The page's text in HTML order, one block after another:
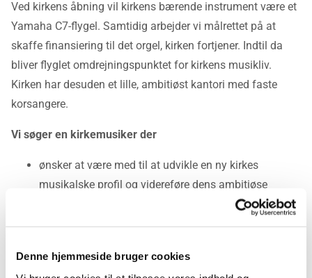
Denne hjemmeside bruger cookies
Ved kirkens åbning vil kirkens bærende instrument være et
Yamaha C7-flygel. Samtidig arbejder vi målrettet på at
skaffe finansiering til det orgel, kirken fortjener. Indtil da
bliver flyglet omdrejningspunktet for kirkens musikliv.
Kirken har desuden et lille, ambitiøst kantori med faste
korsangere.
Vi søger en kirkemusiker der
ønsker at være med til at udvikle en ny kirkes
musikalske profil og videreføre dens ambitiøse
mangfoldighed